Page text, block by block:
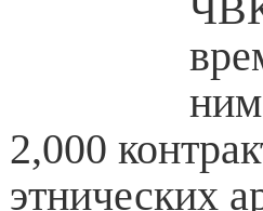
2,000
этнических